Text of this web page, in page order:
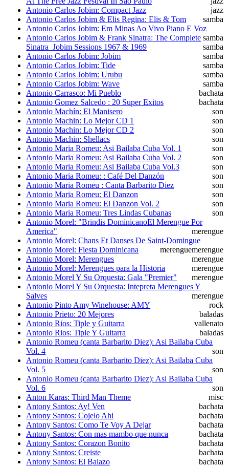
Antonio Carlos Jobim: Compact Jazz
jazz
Antonio Carlos Jobim & Elis Regina: Elis & Tom
samba
Antonio Carlos Jobim: Em Minas Ao Vivo Piano E Voz
samba
Antonio Carlos Jobim & Frank Sinatra: The Complete
Sinatra_Jobim Sessions 1967 & 1969
samba
Antonio Carlos Jobim: Jobim
samba
Antonio Carlos Jobim: Tide
samba
Antonio Carlos Jobim: Urubu
samba
Antonio Carlos Jobim: Wave
samba
Antonio Carrasco: Mi Pueblo
bachata
Antonio Gomez Salcedo : 20 Super Exitos
bachata
Antonio Machín: El Manisero
son
Antonio Machin: Lo Mejor CD 1
son
Antonio Machin: Lo Mejor CD 2
son
Antonio Machin: Shellacs
son
Antonio Maria Romeu: Asi Bailaba Cuba Vol. 1
son
Antonio Maria Romeu: Asi Bailaba Cuba Vol. 2
son
Antonio Maria Romeu: Asi Bailaba Cuba Vol.3
son
Antonio Maria Romeu: : Café Del Danzón
son
Antonio Maria Romeu : Canta Barbarito Diez
son
Antonio Maria Romeu: El Danzon
son
Antonio Maria Romeu: El Danzon Vol. 2
son
Antonio Maria Romeu: Tres Lindas Cubanas
son
Antonio Morel: "Brindis DominicanoEl Merengue Por
America"
merengue
Antonio Morel: Chans Et Danses De Saint-Domingue
merengue
Antonio Morel: Fiesta Dominicana
merengue
Antonio Morel: Merengues
merengue
Antonio Morel: Merengues para la Historia
merengue
Antonio Morel Y Su Orquesta: Gala "Premier"
merengue
Antonio Morel Y Su Orquesta: Intepreta Merengues Y
Salves
merengue
Antonio Pinto Amy Winehouse: AMY
rock
Antonio Prieto: 20 Mejores
baladas
Antonio Rios: Tiple y Guitarra
vallenato
Antonio Rios: Tiple Y Guitarra
baladas
Antonio Romeu (canta Barbarito Diez): Asi Bailaba Cuba
Vol. 4
son
Antonio Romeu (canta Barbarito Diez): Asi Bailaba Cuba
Vol. 5
son
Antonio Romeu (canta Barbarito Diez): Asi Bailaba Cuba
Vol. 6
son
Anton Karas: Third Man Theme
misc
Antony Santos: Ay! Ven
bachata
Antony Santos: Cojelo Ahi
bachata
Antony Santos: Como Te Voy A Dejar
bachata
Antony Santos: Con mas mambo que nunca
bachata
Antony Santos: Corazon Bonito
bachata
Antony Santos: Creiste
bachata
Antony Santos: El Balazo
bachata